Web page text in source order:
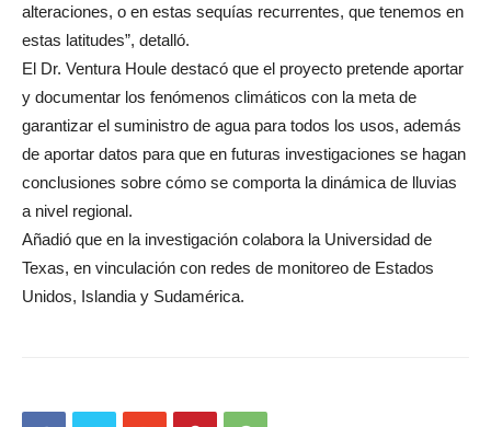
alteraciones, o en estas sequías recurrentes, que tenemos en
estas latitudes”, detalló.
El Dr. Ventura Houle destacó que el proyecto pretende aportar
y documentar los fenómenos climáticos con la meta de
garantizar el suministro de agua para todos los usos, además
de aportar datos para que en futuras investigaciones se hagan
conclusiones sobre cómo se comporta la dinámica de lluvias
a nivel regional.
Añadió que en la investigación colabora la Universidad de
Texas, en vinculación con redes de monitoreo de Estados
Unidos, Islandia y Sudamérica.